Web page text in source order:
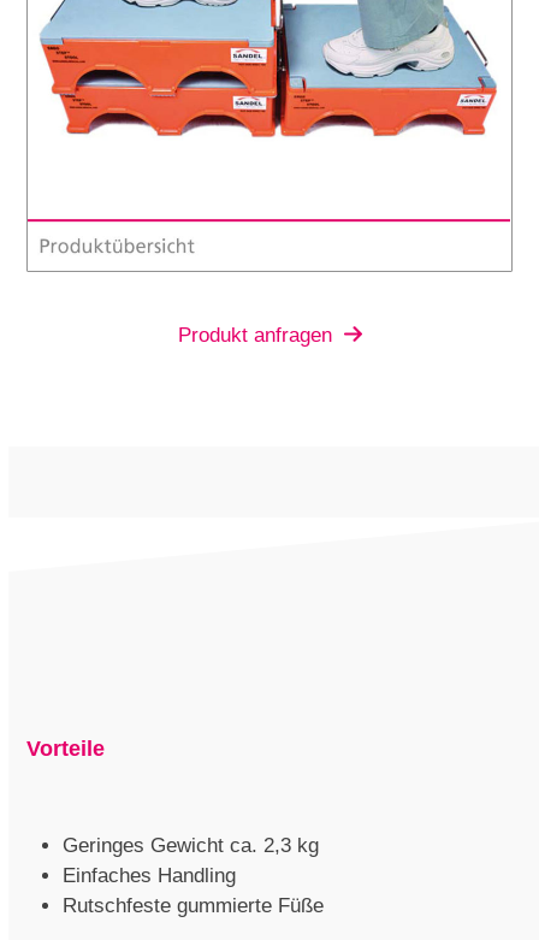
Produkt anfragen
Vorteile
Geringes Gewicht ca. 2,3 kg
Einfaches Handling
Rutschfeste gummierte Füße